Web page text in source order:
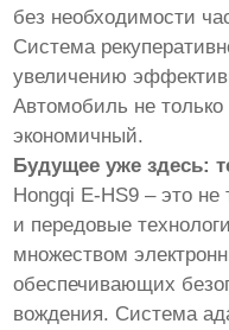
без необходимости
Система
увеличению
Автомобиль не
экономичный.
Будущее уже здесь:
Hongqi E-HS9 – это
и передовые
множеством
обеспечивающих
вождения. Система